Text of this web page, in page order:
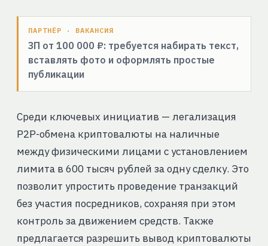
ПАРТНЁР · ВАКАНСИЯ
ЗП от 100 000 ₽: требуется набирать текст,
вставлять фото и оформлять простые
публикации
Среди ключевых инициатив — легализация
P2P-обмена криптовалюты на наличные
между физическими лицами с установлением
лимита в 600 тысяч рублей за одну сделку. Это
позволит упростить проведение транзакций
без участия посредников, сохраняя при этом
контроль за движением средств. Также
предлагается разрешить вывод криптовалюты